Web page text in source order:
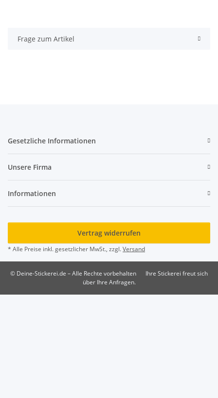
Frage zum Artikel
Gesetzliche Informationen
Unsere Firma
Informationen
Vertrag widerrufen
* Alle Preise inkl. gesetzlicher MwSt., zzgl.Versand
© Deine-Stickerei.de – Alle Rechte vorbehalten
Ihre Stickerei freut sich
über Ihre Anfragen.